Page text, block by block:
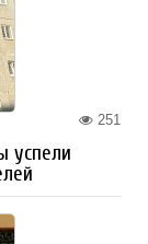
251
успели